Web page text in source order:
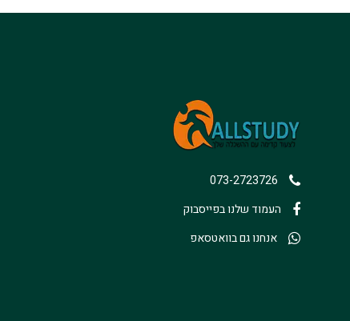
073-2723726
העמוד שלנו בפייסבוק
אנחנו גם בוואטסאפ